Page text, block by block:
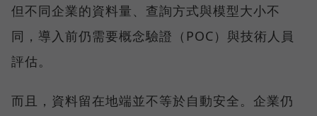
但不同企業的資料量、查詢方式與模型大小不
同，導入前仍需要概念驗證（POC）與技術人員
評估。
而且，資料留在地端並不等於自動安全。企業仍